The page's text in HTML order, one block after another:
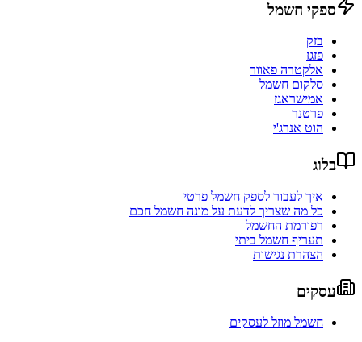
ספקי חשמל
בזק
פזגז
אלקטרה פאוור
סלקום חשמל
אמישראגז
פרטנר
הוט אנרג'י
בלוג
איך לעבור לספק חשמל פרטי
כל מה שצריך לדעת על מונה חשמל חכם
רפורמת החשמל
תעריף חשמל ביתי
הצהרת נגישות
עסקים
חשמל מוזל לעסקים